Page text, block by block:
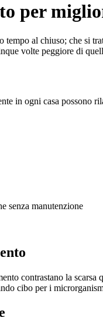
per
al chiuso; che si
volte peggiore di
in ogni casa possono
senza manutenzione
contrastano la
cibo per i